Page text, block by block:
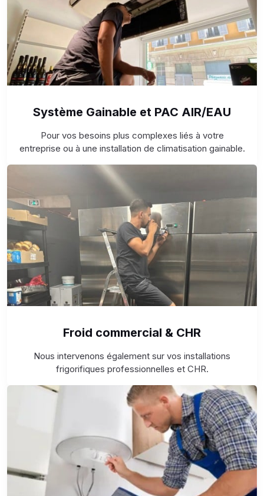
Système Gainable et PAC AIR/EAU
Pour vos besoins plus complexes liés à votre
entreprise ou à une installation de climatisation gainable.
Froid commercial & CHR
Nous intervenons également sur vos installations
frigorifiques professionnelles et CHR.